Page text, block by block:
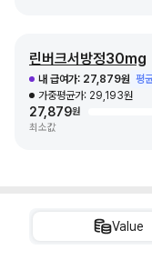
보편적인 치료제(코르티코
제에 적절히 반응하지 않거
세 이상)의 중등증에서 중
6. 크론병
보편적인 치료제(코르티코
제에 적절히 반응하지 않
린버크서방정30mg
내 급여가: 27,879원 평
가중평균가: 29,193원
27,879원
최소값
Value